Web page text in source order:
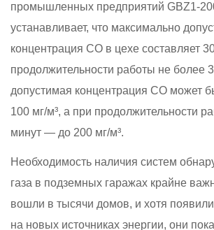
промышленных предприятий GBZ1-
устанавливает, что максимально
концентрация CO в цехе составляет
продолжительности работы не более
допустимая концентрация CO может
100 мг/м³, а при продолжительности
минут — до 200 мг/м³.
Необходимость наличия систем
газа в подземных гаражах крайне
вошли в тысячи домов, и хотя
на новых источниках энергии, они